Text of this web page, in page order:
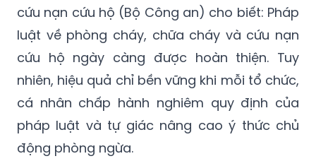
cứu nạn cứu hộ (Bộ Công an) cho biết: Pháp
luật về phòng cháy, chữa cháy và cứu nạn
cứu hộ ngày càng được hoàn thiện. Tuy
nhiên, hiệu quả chỉ bền vững khi mỗi tổ chức,
cá nhân chấp hành nghiêm quy định của
pháp luật và tự giác nâng cao ý thức chủ
động phòng ngừa.